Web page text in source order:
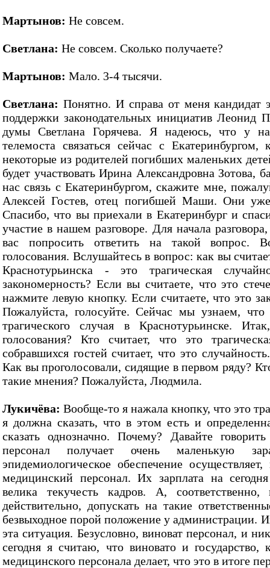
Мартынов: Не совсем.
Светлана: Не совсем. Сколько получаете?
Мартынов: Мало. 3-4 тысячи.
Светлана: Понятно. И справа от меня кандидат
поддержки законодательных инициатив Леонид
думы Светлана Горячева. Я надеюсь, что у
телемоста связаться сейчас с
некоторые из родителей погибших маленьких
будет участвовать Ирина Александровна Зотова,
нас связь с Екатеринбургом, скажите мне,
Алексей Гостев, отец погибшей Маши. Они уже
Спасибо, что вы приехали в Екатеринбург и
участие в нашем разговоре. Для начала
вас попросить ответить на такой вопрос.
голосования. Вслушайтесь в вопрос: как вы
Краснотурьинска - это трагическая
закономерность? Если вы считаете, что это
нажмите левую кнопку. Если считаете, что это
Пожалуйста, голосуйте. Сейчас мы узнаем, что
трагического случая в Краснотурьинске.
голосования? Кто считает, что это
собравшихся гостей считает, что это
Как вы проголосовали, сидящие в первом ряду?
такие мнения? Пожалуйста, Людмила.
Лукичёва: Вообще-то я нажала кнопку, что это
я должна сказать, что в этом есть и
сказать однозначно. Почему? Давайте
персонал получает очень маленькую
эпидемиологическое обеспечение
медицинский персонал. Их зарплата на
велика текучесть кадров. А,
действительно, допускать на такие
безвыходное порой положение у администрации.
эта ситуация. Безусловно, виноват персонал, и
сегодня я считаю, что виновато и государство,
медицинского персонала делает, что это в итоге